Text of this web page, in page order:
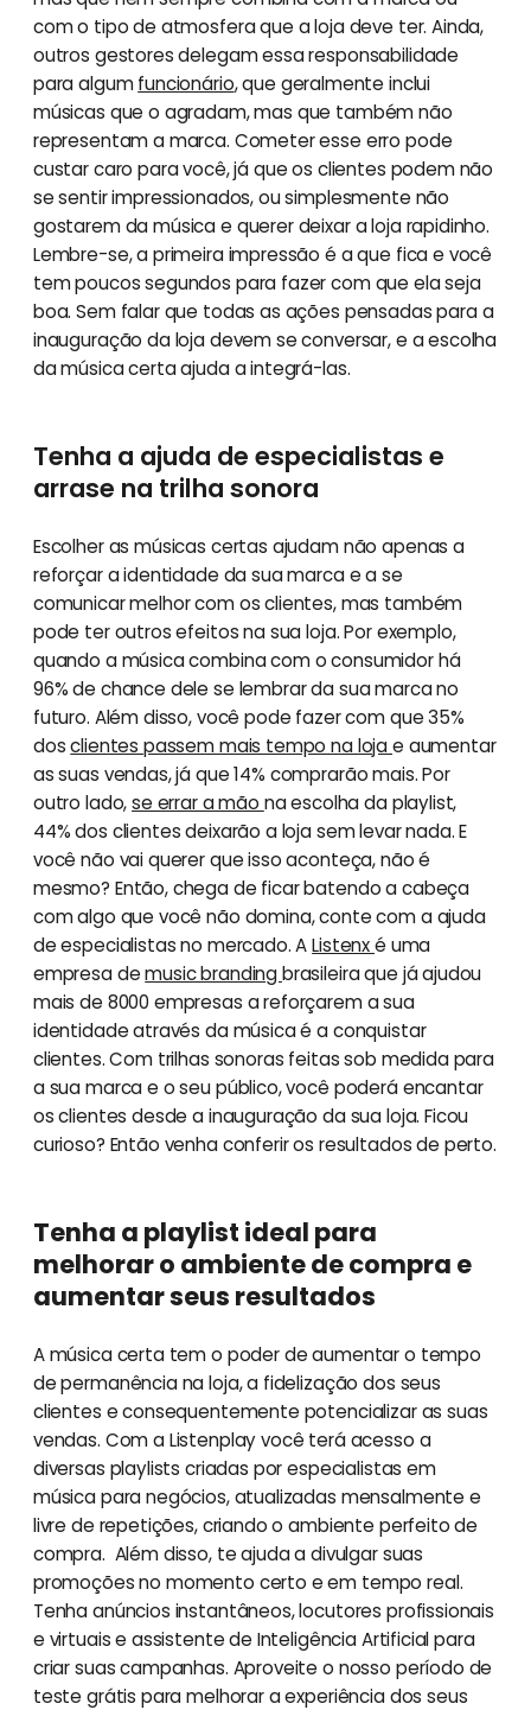
com o tipo de atmosfera que a loja deve ter. Ainda,
outros gestores delegam essa responsabilidade
para algumfuncionário, que geralmente inclui
músicas que o agradam, mas que também não
representam a marca. Cometer esse erro pode
custar caro para você, já que os clientes podem não
se sentir impressionados, ou simplesmente não
gostarem da música e querer deixar a loja rapidinho.
Lembre-se, a primeira impressão é a que fica e você
tem poucos segundos para fazer com que ela seja
boa. Sem falar que todas as ações pensadas para a
inauguração da loja devem se conversar, e a escolha
da música certa ajuda a integrá-las.
Tenha a ajuda de especialistas e
arrase na trilha sonora
Escolher as músicas certas ajudam não apenas a
reforçar a identidade da sua marca e a se
comunicar melhor com os clientes, mas também
pode ter outros efeitos na sua loja. Por exemplo,
quando a música combina com o consumidor há
96% de chance dele se lembrar da sua marca no
futuro. Além disso, você pode fazer com que 35%
dosclientes passem mais tempo na lojae aumentar
as suas vendas, já que 14% comprarão mais. Por
outro lado,se errar a mão na escolha da playlist,
44% dos clientes deixarão a loja sem levar nada. E
você não vai querer que isso aconteça, não é
mesmo? Então, chega de ficar batendo a cabeça
com algo que você não domina, conte com a ajuda
de especialistas no mercado. AListenxé uma
empresa demusic brandingbrasileira que já ajudou
mais de 8000 empresas a reforçarem a sua
identidade através da música é a conquistar
clientes. Com trilhas sonoras feitas sob medida para
a sua marca e o seu público, você poderá encantar
os clientes desde a inauguração da sua loja. Ficou
curioso? Então venha conferir os resultados de perto.
Tenha a playlist ideal para
melhorar o ambiente de compra e
aumentar seus resultados
A música certa tem o poder de aumentar o tempo
de permanência na loja, a fidelização dos seus
clientes e consequentemente potencializar as suas
vendas. Com a Listenplay você terá acesso a
diversas playlists criadas por especialistas em
música para negócios, atualizadas mensalmente e
livre de repetições, criando o ambiente perfeito de
compra. Além disso, te ajuda a divulgar suas
promoções no momento certo e em tempo real.
Tenha anúncios instantâneos, locutores profissionais
e virtuais e assistente de Inteligência Artificial para
criar suas campanhas. Aproveite o nosso período de
teste grátis para melhorar a experiência dos seus